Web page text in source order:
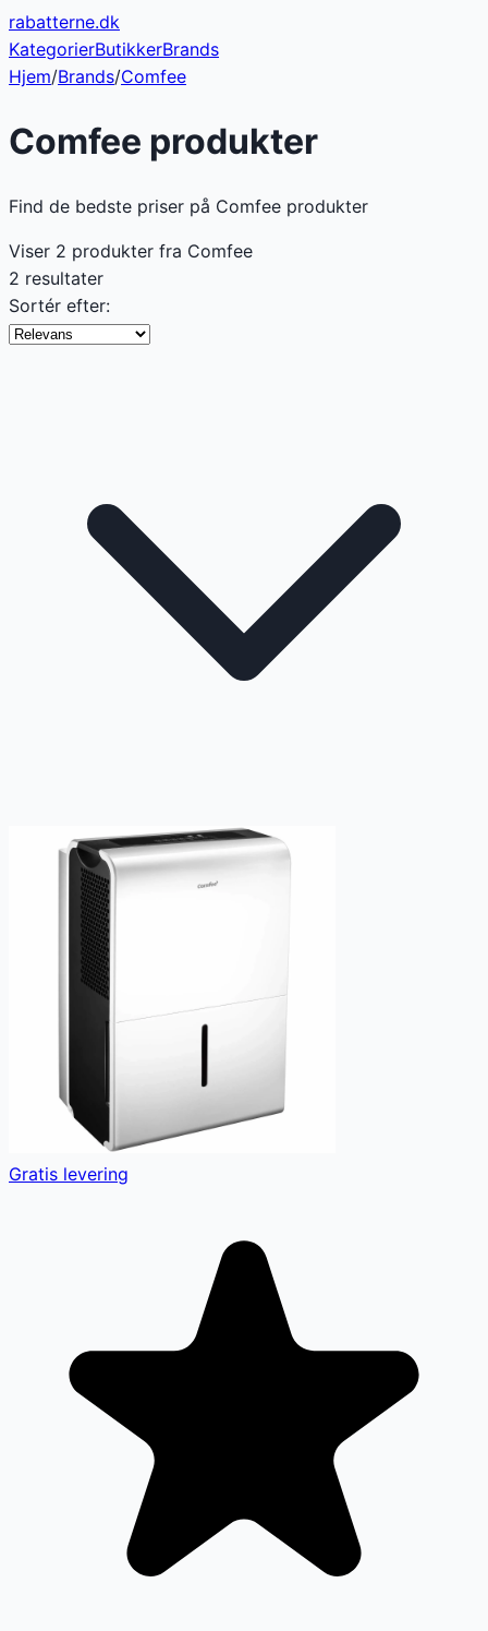
rabatterne.dk
KategorierButikkerBrands
Hjem/Brands/Comfee
Comfee produkter
Find de bedste priser på Comfee produkter
Viser 2 produkter fra Comfee
2 resultater
Sortér efter:
Gratis levering